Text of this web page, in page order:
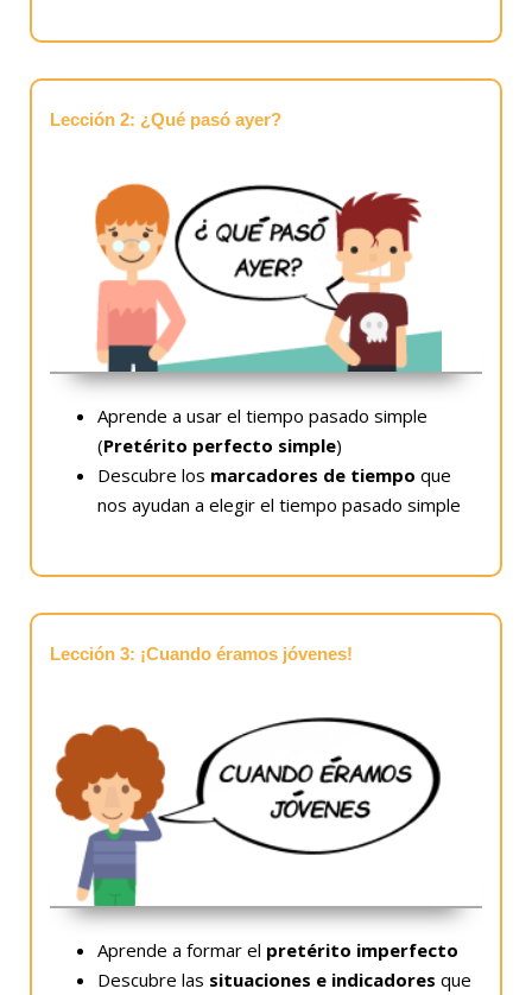
Lección 2: ¿Qué pasó ayer?
Aprende a usar el tiempo pasado simple
(Pretérito perfecto simple)
Descubre los marcadores de tiempo que
nos ayudan a elegir el tiempo pasado simple
Lección 3: ¡Cuando éramos jóvenes!
Aprende a formar el pretérito imperfecto
Descubre las situaciones e indicadores que